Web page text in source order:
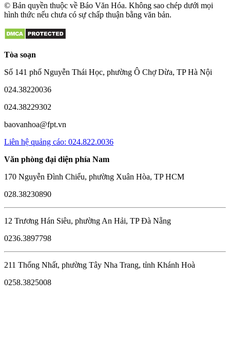
© Bản quyền thuộc về Báo Văn Hóa. Không sao chép dưới mọi
hình thức nếu chưa có sự chấp thuận bằng văn bản.
Tòa soạn
Số 141 phố Nguyễn Thái Học, phường Ô Chợ Dừa, TP Hà Nội
024.38220036
024.38229302
baovanhoa@fpt.vn
Liên hệ quảng cáo: 024.822.0036
Văn phòng đại diện phía Nam
170 Nguyễn Đình Chiểu, phường Xuân Hòa, TP HCM
028.38230890
12 Trương Hán Siêu, phường An Hải, TP Đà Nẵng
0236.3897798
211 Thống Nhất, phường Tây Nha Trang, tỉnh Khánh Hoà
0258.3825008